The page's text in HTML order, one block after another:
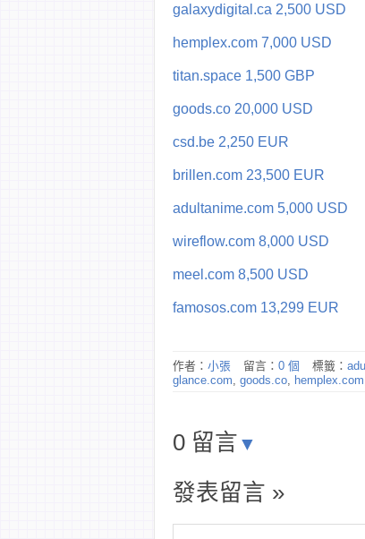
galaxydigital.ca 2,500 USD
hemplex.com 7,000 USD
titan.space 1,500 GBP
goods.co 20,000 USD
csd.be 2,250 EUR
brillen.com 23,500 EUR
adultanime.com 5,000 USD
wireflow.com 8,000 USD
meel.com 8,500 USD
famosos.com 13,299 EUR
作者： 小張 留言： 0 個 標籤：
glance.com, goods.co, hemplex.com
0 留言 ▼
發表留言 »